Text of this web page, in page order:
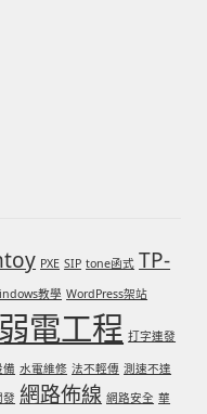
PXE SIP tone函式 TP-
教學 WordPress架站
弱電工程 打字連發
備 水電維修 法不輕傳 測速不達
發 網路佈線 網路安全 華